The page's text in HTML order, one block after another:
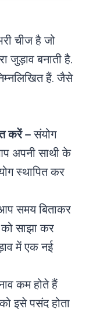
चीज है जो
बनाती है.
हैं. जैसे
करें –संयोग
अपनी साथी के
स्थापित कर
समय बिताकर
साझा कर
में एक नई
कम होते हैं
इसे पसंद होता